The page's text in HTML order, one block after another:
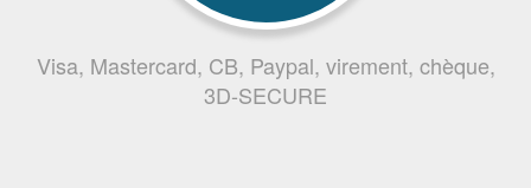
Visa, Mastercard, CB, Paypal, virement, chèque,
3D-SECURE